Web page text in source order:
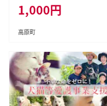
定非営利活動法人 咲桃虎(さく
もんと) TF3000-P00056
1,000円
高原町